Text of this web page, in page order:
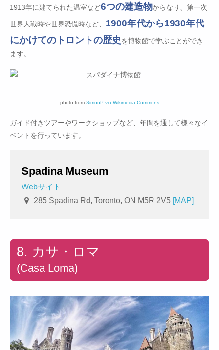
1913年に建てられた温室など6つの建造物からなり、第一次
世界大戦時や世界恐慌時など、 1900年代から1930年代
にかけてのトロントの歴史を博物館で学ぶことができ
ます。
photo from SimonP via Wikimedia Commons
ガイド付きツアーやワークショップなど、年間を通して様々なイ
ベントを行っています。
Spadina Museum
Webサイト
285 Spadina Rd, Toronto, ON M5R 2V5 [MAP]
8. カサ・ロマ
(Casa Loma)